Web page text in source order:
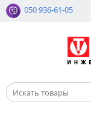
050 936-61-05